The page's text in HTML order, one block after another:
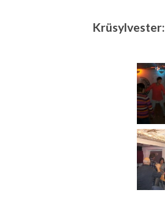
Krüsylvester: